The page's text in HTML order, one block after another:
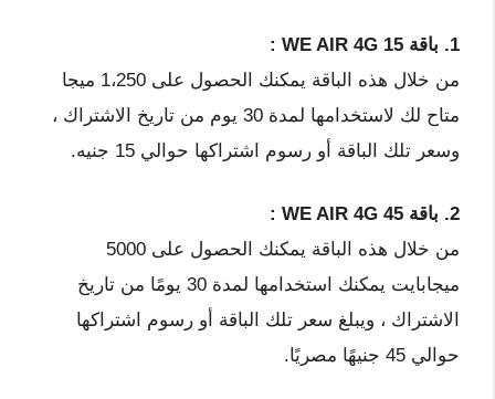
1. باقة WE AIR 4G 15 :
من خلال هذه الباقة يمكنك الحصول على 1،250 ميجا
متاح لك لاستخدامها لمدة 30 يوم من تاريخ الاشتراك ،
وسعر تلك الباقة أو رسوم اشتراكها حوالي 15 جنيه.
2. باقة WE AIR 4G 45 :
من خلال هذه الباقة يمكنك الحصول على 5000
ميجابايت يمكنك استخدامها لمدة 30 يومًا من تاريخ
الاشتراك ، ويبلغ سعر تلك الباقة أو رسوم اشتراكها
حوالي 45 جنيهًا مصريًا.